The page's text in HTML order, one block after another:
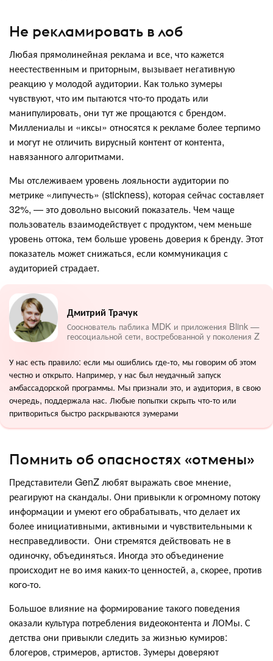
Не рекламировать в лоб
Любая прямолинейная реклама и все, что кажется
неестественным и приторным, вызывает негативную
реакцию у молодой аудитории. Как только зумеры
чувствуют, что им пытаются что-то продать или
манипулировать, они тут же прощаются с брендом.
Миллениалы и «иксы» относятся к рекламе более терпимо
и могут не отличить вирусный контент от контента,
навязанного алгоритмами.
Мы отслеживаем уровень лояльности аудитории по
метрике «липучесть» (stickness), которая сейчас составляет
32%, — это довольно высокий показатель. Чем чаще
пользователь взаимодействует с продуктом, чем меньше
уровень оттока, тем больше уровень доверия к бренду. Этот
показатель может снижаться, если коммуникация с
аудиторией страдает.
Дмитрий Трачук
Сооснователь паблика MDK и приложения Blink —
геосоциальной сети, востребованной у поколения Z
У нас есть правило: если мы ошиблись где-то, мы говорим об этом
честно и открыто. Например, у нас был неудачный запуск
амбассадорской программы. Мы признали это, и аудитория, в свою
очередь, поддержала нас. Любые попытки скрыть что-то или
притвориться быстро раскрываются зумерами
Помнить об опасностях «отмены»
Представители GenZ любят выражать свое мнение,
реагируют на скандалы. Они привыкли к огромному потоку
информации и умеют его обрабатывать, что делает их
более инициативными, активными и чувствительными к
несправедливости. Они стремятся действовать не в
одиночку, объединяться. Иногда это объединение
происходит не во имя каких-то ценностей, а, скорее, против
кого-то.
Большое влияние на формирование такого поведения
оказали культура потребления видеоконтента и ЛОМы. С
детства они привыкли следить за жизнью кумиров:
блогеров, стримеров, артистов. Зумеры доверяют